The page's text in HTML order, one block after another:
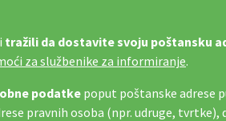
tražili da dostavite svoju poštansku
za službenike za informiranje.
podatkepoput poštanske adrese
pravnih osoba (npr. udruge,